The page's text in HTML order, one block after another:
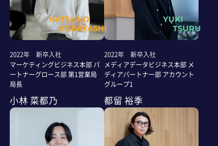
NATSUNO
KOBAYASHI
2022年 新卒入社
マーケティングビジネス本部 パ
ートナーグロース部 第1営業局
局長
小林 菜都乃
YUKI
TSURU
2022年 新卒入社
メディアデータビジネス本部 メ
ディアパートナー部 アカウント
グループ1
都留 裕季